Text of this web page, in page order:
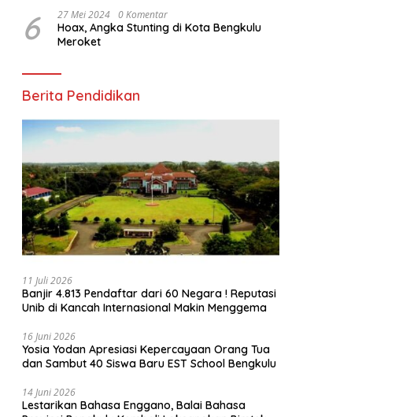
6 27 Mei 2024 0 Komentar
Hoax, Angka Stunting di Kota Bengkulu
Meroket
Berita Pendidikan
11 Juli 2026
Banjir 4.813 Pendaftar dari 60 Negara ! Reputasi
Unib di Kancah Internasional Makin Menggema
16 Juni 2026
‎Yosia Yodan Apresiasi Kepercayaan Orang Tua
dan Sambut 40 Siswa Baru EST School Bengkulu
14 Juni 2026
Lestarikan Bahasa Enggano, Balai Bahasa